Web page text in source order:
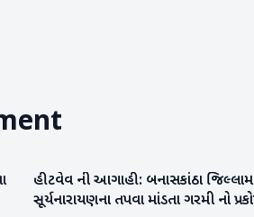
બનાસકાંઠા
હીટવેવ ની આગાહી: બનાસકાંઠા
સૂર્યનારાયણના તપવા માંડતા ગરમી નો